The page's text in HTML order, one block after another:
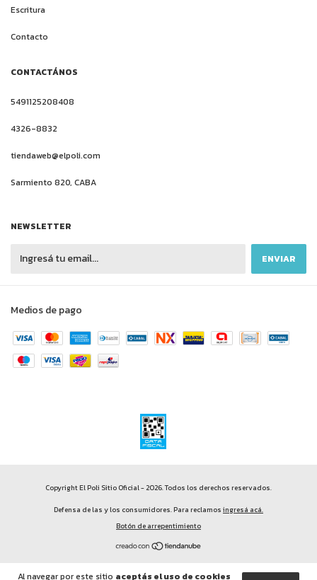
Al navegar por este sitio aceptás el uso de cookies
Escritura
Contacto
CONTACTÁNOS
5491125208408
4326-8832
tiendaweb@elpoli.com
Sarmiento 820, CABA
NEWSLETTER
Medios de pago
Copyright El Poli Sitio Oficial - 2026. Todos los derechos reservados.
Defensa de las y los consumidores. Para reclamos ingresá acá.
Botón de arrepentimiento